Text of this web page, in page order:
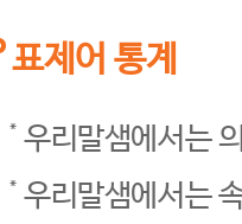
표제어 통계
우리말샘에서는
우리말샘에서는